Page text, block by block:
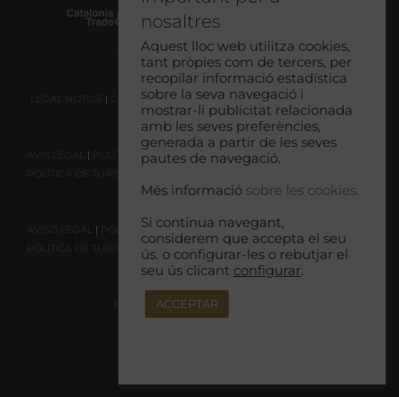
LEGAL NOTICE | COOKIE CONSENT|RESPONSIBLE TOURISM POLICY
AVIS LEGAL | POLÍTICA DE COOKIES| POLÍTICA DE PRIVACITAT
POLÍTICA DE TURISME RESPONSABLE
AVISO LEGAL | POLÍTICA DE COOKIES | POLÍTICA DE PRIVACIDAD
POLÍTICA DE TURISMO RESPONSABLE
DECLARACIÓN DE ACCESIBILIDAD
nosaltres
Aquest lloc web utilitza cookies,
tant pròpies com de tercers, per
recopilar informació estadística
sobre la seva navegació i
mostrar-li publicitat relacionada
amb les seves preferències,
generada a partir de les seves
pautes de navegació.
Més informació sobre les cookies.
Si continua navegant,
considerem que accepta el seu
ús. o configurar-les o rebutjar el
seu ús clicant configurar.
ACCEPTAR